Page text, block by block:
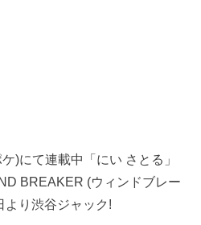
)にて連載中「にい さとる」
BREAKER (ウィンドブレー
より渋谷ジャック!